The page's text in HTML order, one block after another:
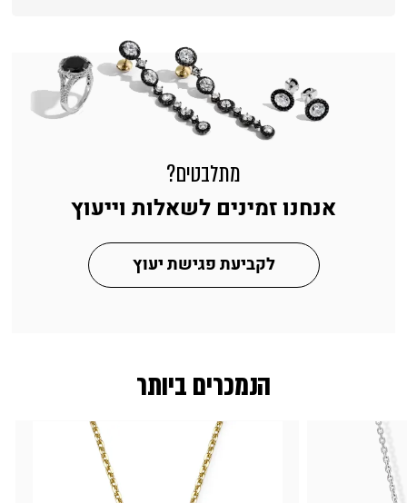
הנמכרים ביותר
מתלבטים?
אנחנו זמינים לשאלות וייעוץ
לקביעת פגישת יעוץ